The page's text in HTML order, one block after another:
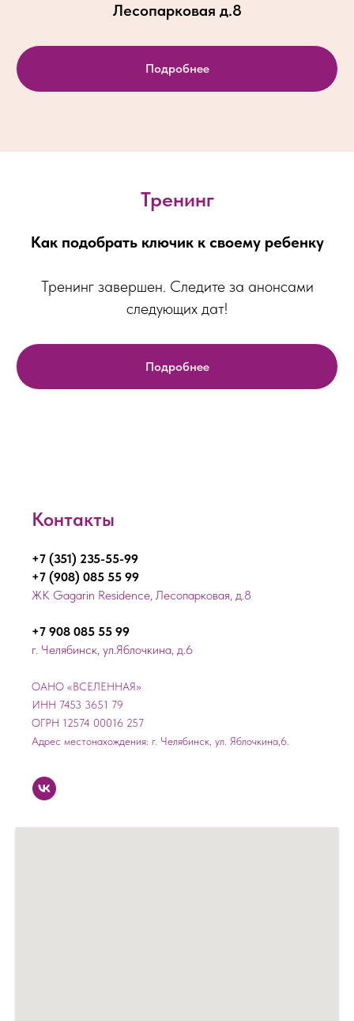
Лесопарковая д.8
Подробнее
Тренинг
Как подобрать ключик к своему ребенку
Тренинг завершен. Следите за анонсами
следующих дат!
Подробнее
Контакты
+7 (351) 235-55-99
+7 (908) 085 55 99
ЖК Gagarin Residence, Лесопарковая, д.8
+7 908 085 55 99
г. Челябинск, ул.Яблочкина, д.6
ОАНО «ВСЕЛЕННАЯ»
ИНН 7453 3651 79
ОГРН 12574 00016 257
Адрес местонахождения: г. Челябинск, ул. Яблочкина,6.